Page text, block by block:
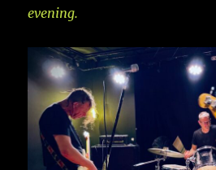
evening.